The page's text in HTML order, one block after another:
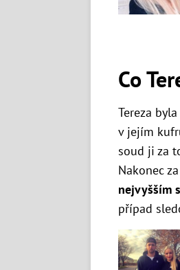
Co
Tereza
v jejím
soud ji za
Nakonec
nejvyšším
případ